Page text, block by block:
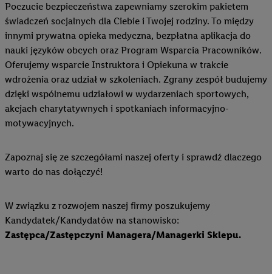
Poczucie bezpieczeństwa zapewniamy szerokim pakietem
świadczeń socjalnych dla Ciebie i Twojej rodziny. To między
innymi prywatna opieka medyczna, bezpłatna aplikacja do
nauki języków obcych oraz Program Wsparcia Pracowników.
Oferujemy wsparcie Instruktora i Opiekuna w trakcie
wdrożenia oraz udział w szkoleniach. Zgrany zespół budujemy
dzięki wspólnemu udziałowi w wydarzeniach sportowych,
akcjach charytatywnych i spotkaniach informacyjno-
motywacyjnych.
Zapoznaj się ze szczegółami naszej oferty i sprawdź dlaczego
warto do nas dołączyć!
W związku z rozwojem naszej firmy poszukujemy
Kandydatek/Kandydatów na stanowisko:
Zastępca/Zastępczyni Managera/Managerki Sklepu.